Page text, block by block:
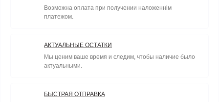
Возможна оплата при получении наложеннім
платежом.
АКТУАЛЬНЫЕ ОСТАТКИ
Мы ценим ваше время и следим, чтобы наличие было
актуальными.
БЫСТРАЯ ОТПРАВКА